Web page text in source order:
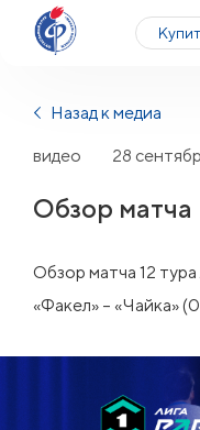
Назад к медиа
видео 28
Обзор матча
Обзор матча 12
«Факел» – «Чайка»